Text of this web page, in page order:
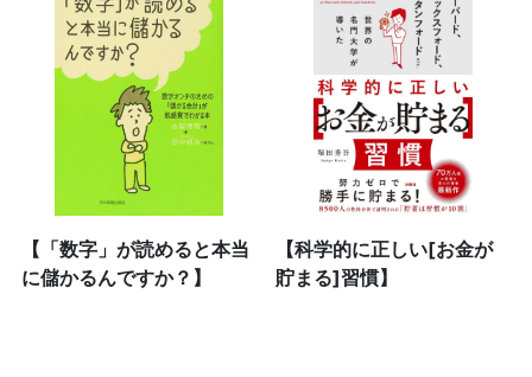
【「数字」が読めると本当
に儲かるんですか？】
【科学的に正しい[お金が
貯まる]習慣】